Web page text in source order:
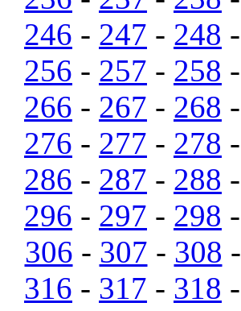
246 - 247 - 248 -
256 - 257 - 258 -
266 - 267 - 268 -
276 - 277 - 278 -
286 - 287 - 288 -
296 - 297 - 298 -
306 - 307 - 308 -
316 - 317 - 318 -